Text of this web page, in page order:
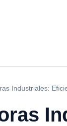
Industriales: